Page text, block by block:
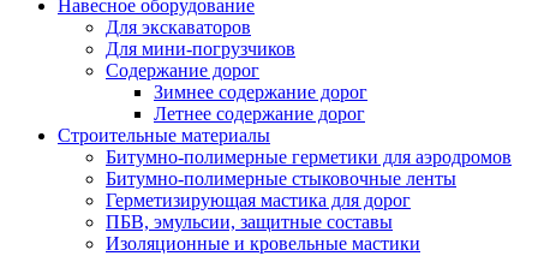
Навесное оборудование
Для экскаваторов
Для мини-погрузчиков
Содержание дорог
Зимнее содержание дорог
Летнее содержание дорог
Строительные материалы
Битумно-полимерные герметики для аэродромов
Битумно-полимерные стыковочные ленты
Герметизирующая мастика для дорог
ПБВ, эмульсии, защитные составы
Изоляционные и кровельные мастики